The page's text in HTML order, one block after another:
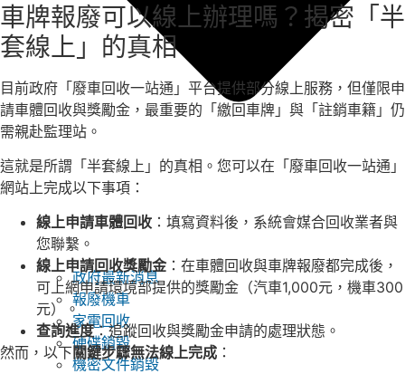
政府最新消息
報廢機車
家電回收
硬碟銷毀
機密文件銷毀
車牌報廢可以線上辦理嗎？揭密「半
套線上」的真相
目前政府「廢車回收一站通」平台提供部分線上服務，但僅限申
請車體回收與獎勵金，最重要的「繳回車牌」與「註銷車籍」仍
需親赴監理站。
這就是所謂「半套線上」的真相。您可以在「廢車回收一站通」
網站上完成以下事項：
線上申請車體回收 ：填寫資料後，系統會媒合回收業者與
您聯繫。
線上申請回收獎勵金 ：在車體回收與車牌報廢都完成後，
可上網申請環境部提供的獎勵金（汽車1,000元，機車300
元）。
查詢進度：追蹤回收與獎勵金申請的處理狀態。
然而，以下關鍵步驟無法線上完成 ：